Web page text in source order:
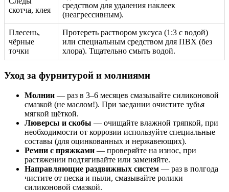
скотча, клея
средством для удаления наклеек
(неагрессивным).
Плесень,
чёрные
точки
Протереть раствором уксуса (1:3 с водой)
или специальным средством для ПВХ (без
хлора). Тщательно смыть водой.
Уход за фурнитурой и молниями
Молнии — раз в 3–6 месяцев смазывайте силиконовой
смазкой (не маслом!). При заедании очистите зубья
мягкой щёткой.
Люверсы и скобы — очищайте влажной тряпкой, при
необходимости от коррозии используйте специальные
составы (для оцинкованных и нержавеющих).
Ремни с пряжками — проверяйте на износ, при
растяжении подтягивайте или заменяйте.
Направляющие раздвижных систем — раз в полгода
чистите от песка и пыли, смазывайте ролики
силиконовой смазкой.